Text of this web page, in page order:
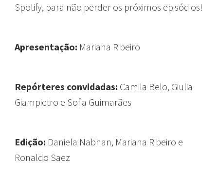
Spotify, para não perder os próximos episódios!
Apresentação: Mariana Ribeiro
Repórteres convidadas: Camila Belo, Giulia
Giampietro e Sofia Guimarães
Edição: Daniela Nabhan, Mariana Ribeiro e
Ronaldo Saez